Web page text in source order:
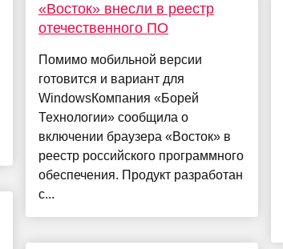
«Восток» внесли в реестр
отечественного ПО
Помимо мобильной версии
готовится и вариант для
WindowsКомпания «Борей
Технологии» сообщила о
включении браузера «Восток» в
реестр российского программного
обеспечения. Продукт разработан
с...